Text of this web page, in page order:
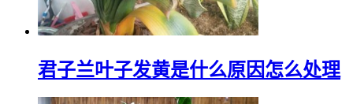
君子兰叶子发黄是什么原因怎么处理